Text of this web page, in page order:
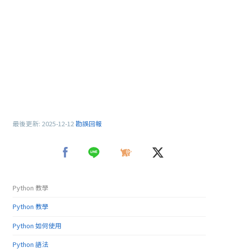
最後更新: 2025-12-12 勘誤回報
Python 教學
Python 教學
Python 如何使用
Python 語法